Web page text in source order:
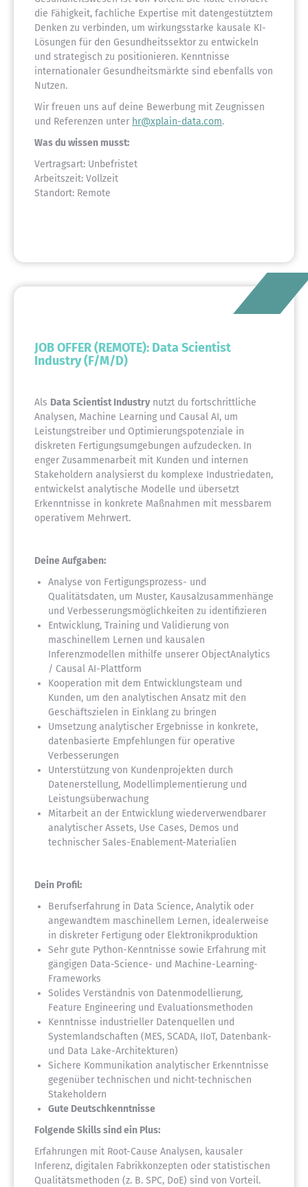
die Fähigkeit, fachliche Expertise mit datengestütztem
Denken zu verbinden, um wirkungsstarke kausale KI-
Lösungen für den Gesundheitssektor zu entwickeln
und strategisch zu positionieren. Kenntnisse
internationaler Gesundheitsmärkte sind ebenfalls von
Nutzen.
Wir freuen uns auf deine Bewerbung mit Zeugnissen
und Referenzen unter hr@xplain-data.com.
Was du wissen musst:
Vertragsart: Unbefristet
Arbeitszeit: Vollzeit
Standort: Remote
JOB OFFER (REMOTE): Data Scientist
Industry (F/M/D)
Als Data Scientist Industry nutzt du fortschrittliche
Analysen, Machine Learning und Causal AI, um
Leistungstreiber und Optimierungspotenziale in
diskreten Fertigungsumgebungen aufzudecken. In
enger Zusammenarbeit mit Kunden und internen
Stakeholdern analysierst du komplexe Industriedaten,
entwickelst analytische Modelle und übersetzt
Erkenntnisse in konkrete Maßnahmen mit messbarem
operativem Mehrwert.
Deine Aufgaben:
Analyse von Fertigungsprozess- und
Qualitätsdaten, um Muster, Kausalzusammenhänge
und Verbesserungsmöglichkeiten zu identifizieren
Entwicklung, Training und Validierung von
maschinellem Lernen und kausalen
Inferenzmodellen mithilfe unserer ObjectAnalytics
/ Causal AI-Plattform
Kooperation mit dem Entwicklungsteam und
Kunden, um den analytischen Ansatz mit den
Geschäftszielen in Einklang zu bringen
Umsetzung analytischer Ergebnisse in konkrete,
datenbasierte Empfehlungen für operative
Verbesserungen
Unterstützung von Kundenprojekten durch
Datenerstellung, Modellimplementierung und
Leistungsüberwachung
Mitarbeit an der Entwicklung wiederverwendbarer
analytischer Assets, Use Cases, Demos und
technischer Sales-Enablement-Materialien
Dein Profil:
Berufserfahrung in Data Science, Analytik oder
angewandtem maschinellem Lernen, idealerweise
in diskreter Fertigung oder Elektronikproduktion
Sehr gute Python-Kenntnisse sowie Erfahrung mit
gängigen Data-Science- und Machine-Learning-
Frameworks
Solides Verständnis von Datenmodellierung,
Feature Engineering und Evaluationsmethoden
Kenntnisse industrieller Datenquellen und
Systemlandschaften (MES, SCADA, IIoT, Datenbank-
und Data Lake-Architekturen)
Sichere Kommunikation analytischer Erkenntnisse
gegenüber technischen und nicht-technischen
Stakeholdern
Gute Deutschkenntnisse
Folgende Skills sind ein Plus:
Erfahrungen mit Root-Cause Analysen, kausaler
Inferenz, digitalen Fabrikkonzepten oder statistischen
Qualitätsmethoden (z. B. SPC, DoE) sind von Vorteil.